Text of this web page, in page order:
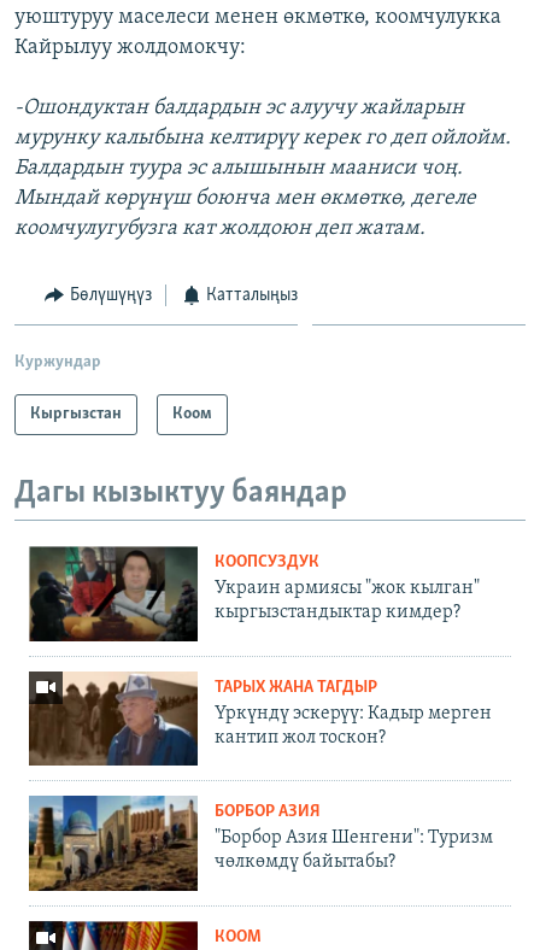
уюштуруу маселеси менен өкмөткө, коомчулукка
Кайрылуу жолдомокчу:
-Ошондуктан балдардын эс алуучу жайларын
мурунку калыбына келтирүү керек го деп ойлойм.
Балдардын туура эс алышынын мааниси чоң.
Мындай көрүнүш боюнча мен өкмөткө, дегеле
коомчулугубузга кат жолдоюн деп жатам.
Бөлүшүңүз Катталыңыз
Куржундар
Кыргызстан Коом
Дагы кызыктуу баяндар
КООПСУЗДУК
Украин армиясы "жок кылган"
кыргызстандыктар кимдер?
ТАРЫХ ЖАНА ТАГДЫР
Үркүндү эскерүү: Кадыр мерген
кантип жол тоскон?
БОРБОР АЗИЯ
"Борбор Азия Шенгени": Туризм
чөлкөмдү байытабы?
КООМ